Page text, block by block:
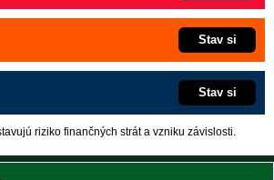
Stav si
Stav si
riziko finančných strát a vzniku závislosti.